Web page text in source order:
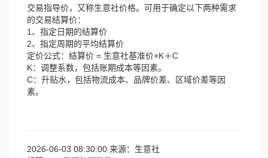
交易指导价，又称生意社价格。可用于确定以下两种需求
的交易结算价：
1、指定日期的结算价
2、指定周期的平均结算价
定价公式：结算价 = 生意社基准价×K＋C
K：调整系数，包括账期成本等因素。
C：升贴水，包括物流成本、品牌价差、区域价差等因
素。
2026-06-03 08:30:00 来源：生意社